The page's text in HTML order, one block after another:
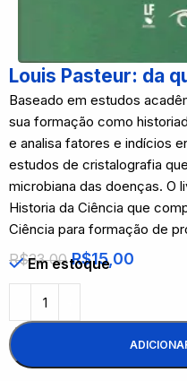
Louis Pasteur: da
Baseado em estudos
sua formação como
e analisa fatores e indícios
estudos de cristalografia
microbiana das doenças. O
Historia da Ciência que
Ciência para formação de
R$33,00 R$15,00
Em estoque